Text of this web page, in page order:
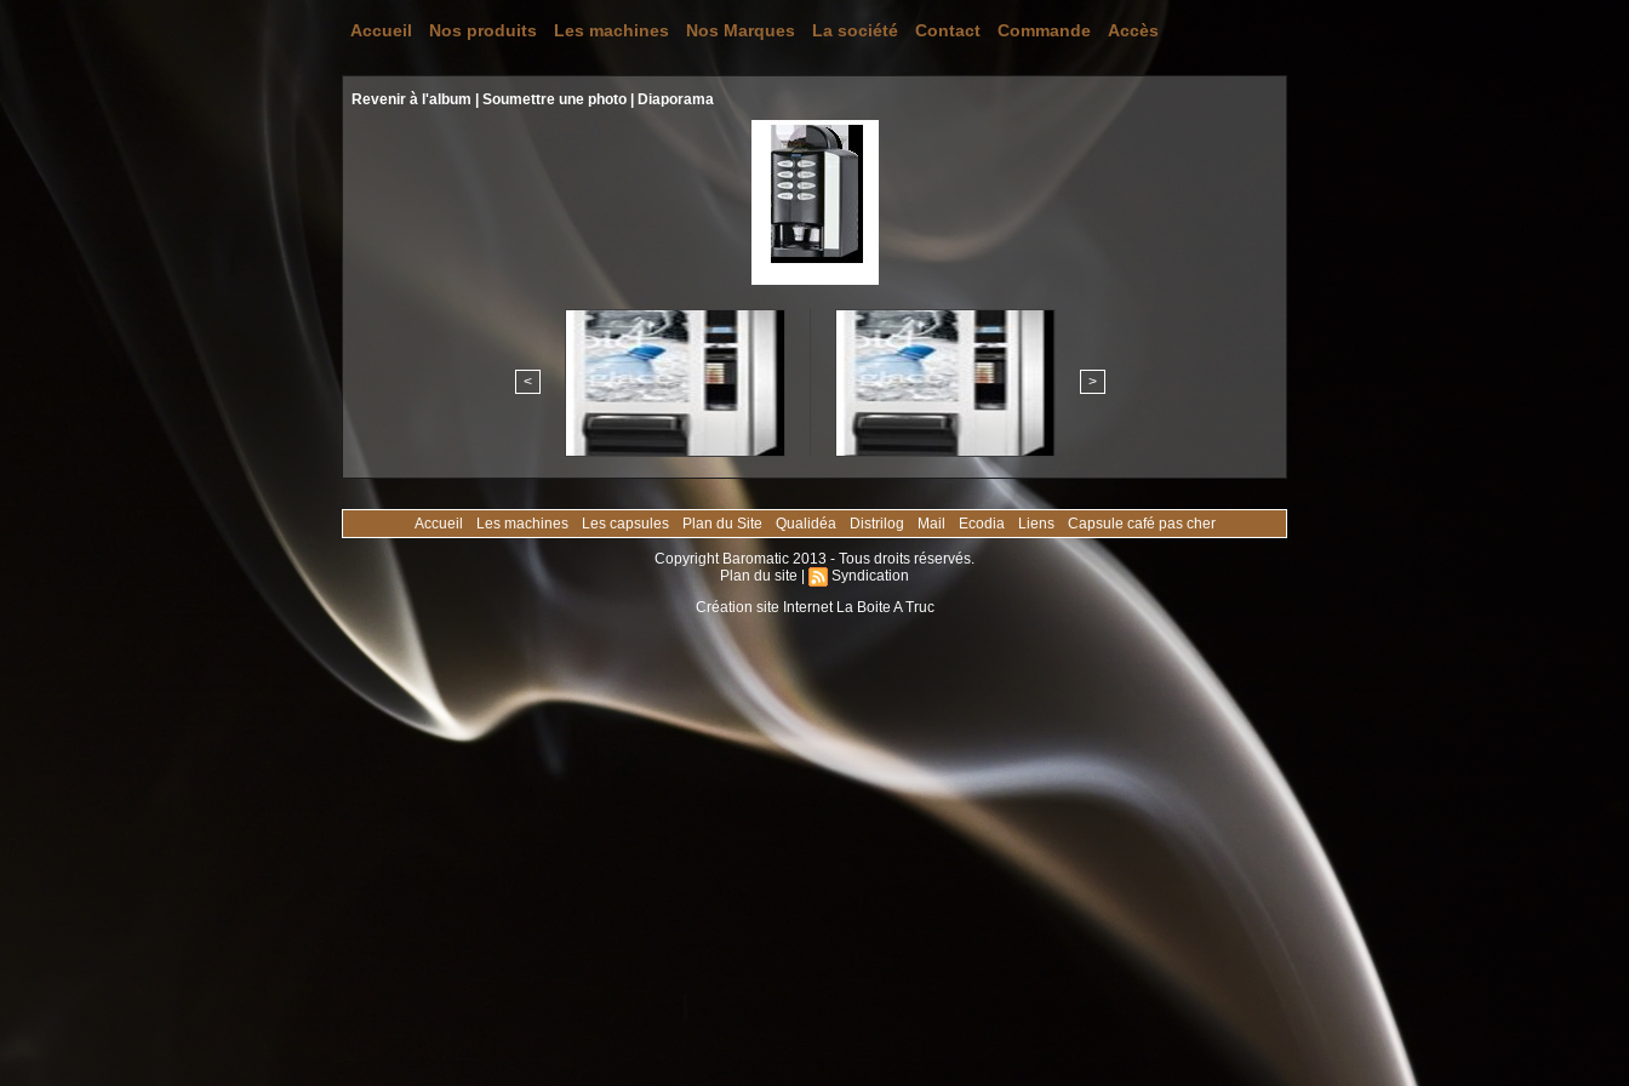
Accueil Nos produits Les machines Nos Marques La société Contact Commande Accès
Revenir à l'album Soumettre une photo Diaporama
< >
Accueil Les machines Les capsules Plan du Site Qualidéa Distrilog Mail Ecodia Liens Capsule café pas cher
Copyright Baromatic 2013 - Tous droits réservés.
Plan du site
Syndication
Création site Internet La Boite A Truc